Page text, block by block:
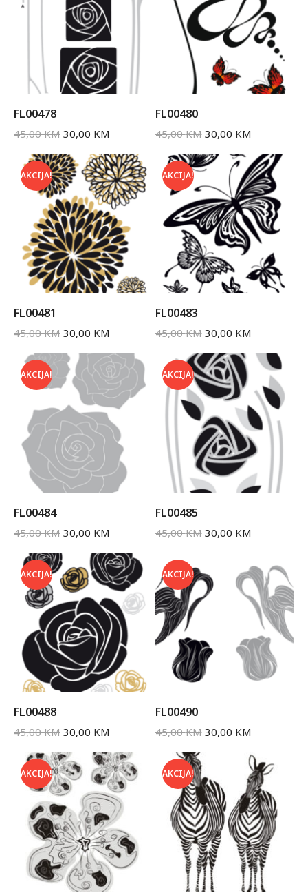
FL00478
45,00KM 30,00 KM
FL00480
45,00KM 30,00 KM
AKCIJA!
FL00481
45,00KM 30,00 KM
AKCIJA!
FL00483
45,00KM 30,00 KM
AKCIJA!
FL00484
45,00KM 30,00 KM
AKCIJA!
FL00485
45,00KM 30,00 KM
AKCIJA!
FL00488
45,00KM 30,00 KM
AKCIJA!
FL00490
45,00KM 30,00 KM
AKCIJA! AKCIJA!